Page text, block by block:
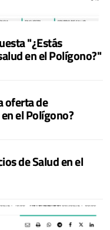
"¿Estás
en el Polígono?"
oferta de
el Polígono?
de Salud en el